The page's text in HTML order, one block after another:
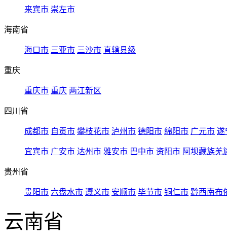
来宾市 崇左市
海南省
海口市 三亚市 三沙市 直辖县级
重庆
重庆市 重庆 两江新区
四川省
成都市 自贡市 攀枝花市 泸州市 德阳市 绵阳市 广元市 遂
宜宾市 广安市 达州市 雅安市 巴中市 资阳市 阿坝藏族羌
贵州省
贵阳市 六盘水市 遵义市 安顺市 毕节市 铜仁市 黔西南布
云南省